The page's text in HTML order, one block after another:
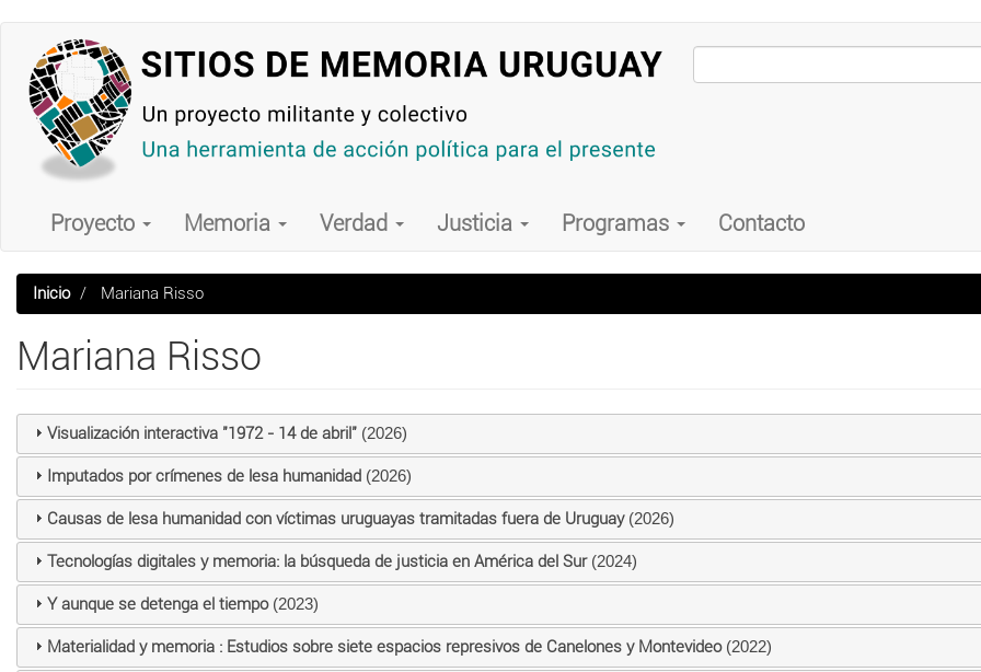
contenido
principal
Main
navigation
Proyecto Memoria Verdad Justicia Programas Contacto
Inicio Mariana Risso
Mariana Risso
Visualización interactiva "1972 - 14 de abril"(2026)
Imputados por crímenes de lesa humanidad(2026)
Causas de lesa humanidad con víctimas uruguayas tramitadas fuera de Uruguay(2026)
Tecnologías digitales y memoria: la búsqueda de justicia en América del Sur(2024)
Y aunque se detenga el tiempo(2023)
Materialidad y memoria : Estudios sobre siete espacios represivos de Canelones y Montevideo(2022)